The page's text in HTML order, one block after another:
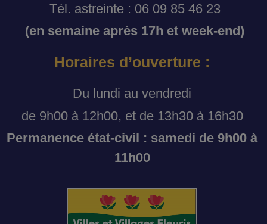
Tél. astreinte : 06 09 85 46 23
(en semaine après 17h et week-end)
Horaires d’ouverture :
Du lundi au vendredi
de 9h00 à 12h00, et de 13h30 à 16h30
Permanence état-civil : samedi de 9h00 à
11h00